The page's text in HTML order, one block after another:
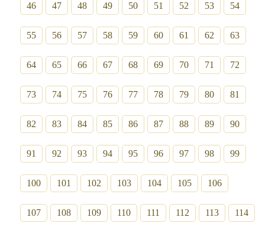
46 47 48 49 50 51 52 53 54
55 56 57 58 59 60 61 62 63
64 65 66 67 68 69 70 71 72
73 74 75 76 77 78 79 80 81
82 83 84 85 86 87 88 89 90
91 92 93 94 95 96 97 98 99
100 101 102 103 104 105 106
107 108 109 110 111 112 113 114